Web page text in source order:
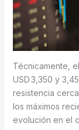
Técnicamente,
USD 3,350 y
resistencia
los máximos
evolución en el